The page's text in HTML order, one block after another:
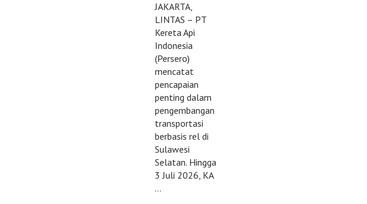
JAKARTA,
LINTAS – PT
Kereta Api
Indonesia
(Persero)
mencatat
pencapaian
penting dalam
pengembangan
transportasi
berbasis rel di
Sulawesi
Selatan. Hingga
3 Juli 2026, KA
…